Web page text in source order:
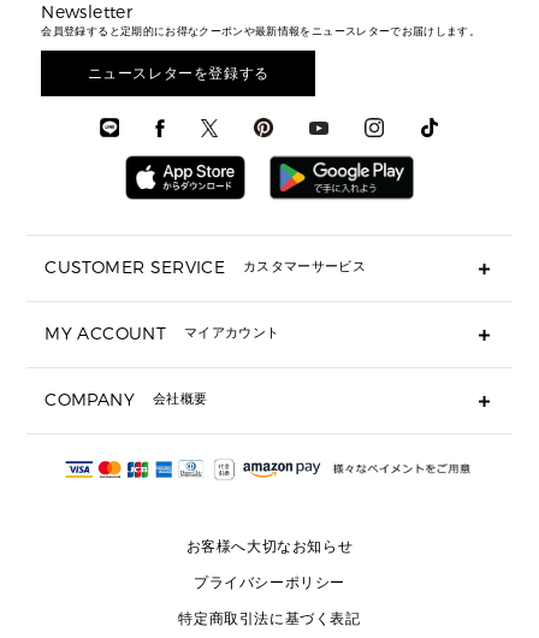
ウェア
アクセサリー
メンズ バッグ
メンズ 財布・小物
メンズ シューズ
メンズ ウェア
メンズ 時計・その他
メンズ財布・小物
メンズアクセサリー
メンズウェア
3 IN 1 / 2 IN 1 バッグ
▶ メンズすべて
▶ メンズすべて
▶ バッグすべて
通勤・通学アイテム
3 IN 1 バッグ
ミニ財布・フラグメントケース
▶ 小物すべて
定期ケース・カードケース・名刺入れ
サンダル
スニーカー
▶ ウェア
財布・小物
時計・ジュエリー
アクセサリー
エディターレビュー
Newsletter
会員登録すると定期的にお得なクーポンや最新情報をニュースレターでお届けします。
ニュースレターを登録する
CUSTOMER SERVICE カスタマーサービス
ギフト用にラッピングができますか？
ショッピングバッグを購入商品分送ってもらえますか？
注文後に完了メールが受信できないのですが？
サイズ交換はできますか？
MY ACCOUNT マイアカウント
COMPANY 会社概要
会社概要
お客様へ大切なお知らせ
プライバシーポリシー
特定商取引法に基づく表記